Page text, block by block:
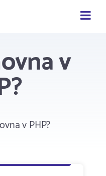
v
v PHP?